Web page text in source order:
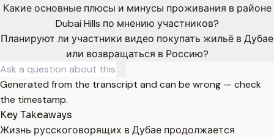
Какие основные плюсы и минусы проживания в районе
Dubai Hills по мнению участников?
Планируют ли участники видео покупать жильё в Дубае
или возвращаться в Россию?
Generated from the transcript and can be wrong — check
the timestamp.
Key Takeaways
Жизнь русскоговорящих в Дубае продолжается